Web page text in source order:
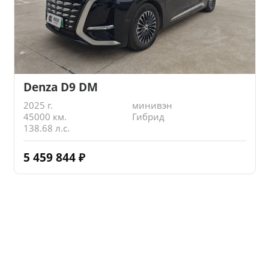
Denza D9 DM
2025 г.
минивэн
45000 км.
Гибрид
138.68 л.с.
5 459 844 ₽